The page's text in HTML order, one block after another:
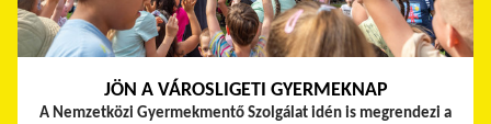
JÖN A VÁROSLIGETI GYERMEKNAP
A Nemzetközi Gyermekmentő Szolgálat idén is megrendezi a